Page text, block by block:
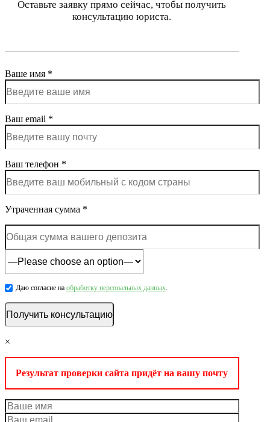
Оставьте заявку прямо сейчас, чтобы получить
консультацию юриста.
Ваше имя *
Ваш email *
Ваш телефон *
Утраченная сумма *
Даю согласие на обработку персональных данных.
×
Результат проверки сайта придёт на вашу почту